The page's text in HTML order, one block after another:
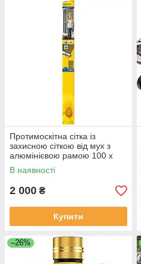
Протимоскітна сітка із
захисною сіткою від мух з
алюмінієвою рамою 100 x
210 см Schellenberg 70050
В наявності
2 000 ₴
Купити
–26%